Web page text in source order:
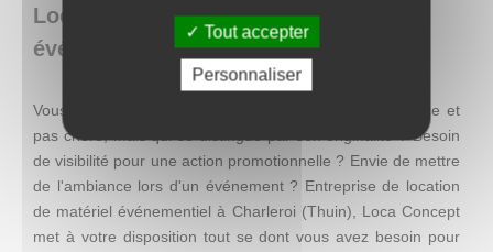
Loca Concept : location de matériel
événementiel en Belgique
Vous recherchez une décoration facile à mettre en place et
pas chère, mais qui se distingue par son originalité ? Besoin
de visibilité pour une action promotionnelle ? Envie de mettre
de l'ambiance lors d'un événement ? Entreprise de location
de matériel événementiel à Charleroi (Thuin), Loca Concept
met à votre disposition tout se dont vous avez besoin pour
Tout accepter
Personnaliser